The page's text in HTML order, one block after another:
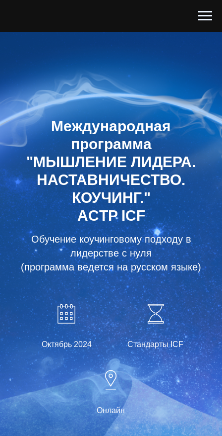
Международная
программа
"МЫШЛЕНИЕ ЛИДЕРА.
НАСТАВНИЧЕСТВО.
КОУЧИНГ."
ACTP ICF
Обучение коучинговому подходу в
лидерстве с нуля
(программа ведется на русском языке)
Октябрь 2024 Стандарты ICF
Онлайн